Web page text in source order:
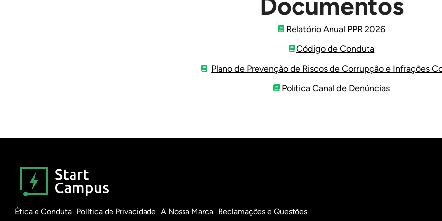
Documentos
Relatório Anual PPR 2026
Código de Conduta
Plano de Prevenção de Riscos de Corrupção e Infrações
Política Canal de Denúncias
Ética e Conduta Política de Privacidade A Nossa Marca Reclamações e Questões